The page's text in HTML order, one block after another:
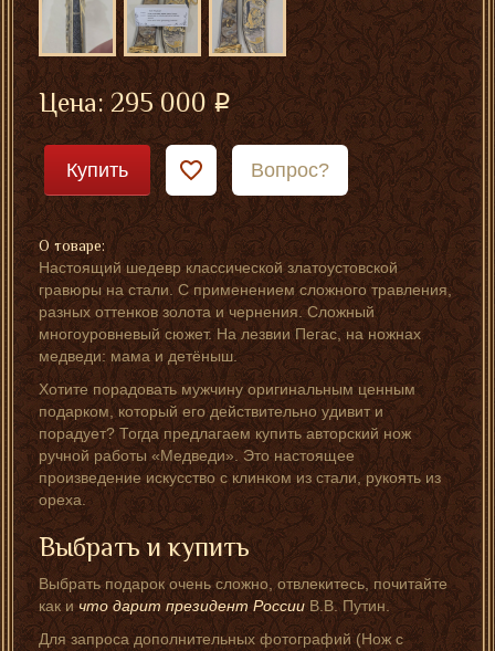
Цена:295 000
Купить Вопрос?
О товаре:
Настоящий шедевр классической златоустовской
гравюры на стали. С применением сложного травления,
разных оттенков золота и чернения. Сложный
многоуровневый сюжет. На лезвии Пегас, на ножнах
медведи: мама и детёныш.
Хотите порадовать мужчину оригинальным ценным
подарком, который его действительно удивит и
порадует? Тогда предлагаем купить авторский нож
ручной работы «Медведи». Это настоящее
произведение искусство с клинком из стали, рукоять из
ореха.
Выбрать и купить
Выбрать подарок очень сложно, отвлекитесь, почитайте
как и что дарит президент РоссииВ.В. Путин.
Для запроса дополнительных фотографий (Нож с